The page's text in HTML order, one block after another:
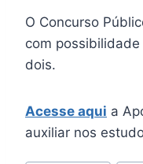
O Concurso
com
dois.
Acesse aqui a
auxiliar nos